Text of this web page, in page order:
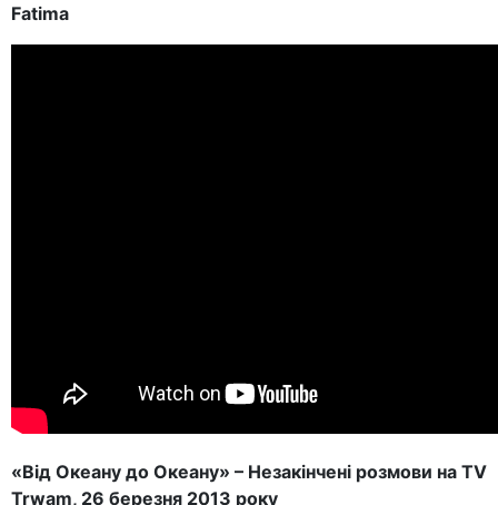
Fatima
«Від Океану до Океану» – Незакінчені розмови на TV
Trwam, 26 березня 2013 року